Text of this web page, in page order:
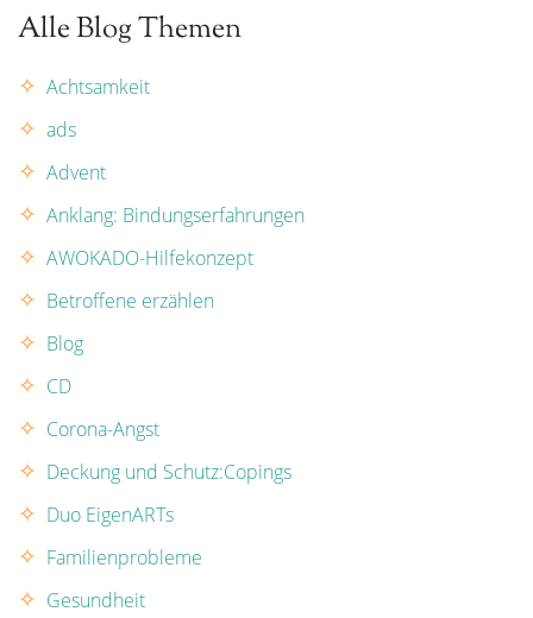
Alle Blog Themen
Achtsamkeit
ads
Advent
Anklang: Bindungserfahrungen
AWOKADO-Hilfekonzept
Betroffene erzählen
Blog
CD
Corona-Angst
Deckung und Schutz:Copings
Duo EigenARTs
Familienprobleme
Gesundheit